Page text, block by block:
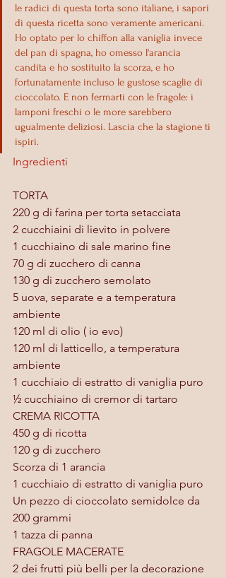
le radici di questa torta sono italiane, i sapori
di questa ricetta sono veramente americani.
Ho optato per lo chiffon alla vaniglia invece
del pan di spagna, ho omesso l'arancia
candita e ho sostituito la scorza, e ho
fortunatamente incluso le gustose scaglie di
cioccolato. E non fermarti con le fragole: i
lamponi freschi o le more sarebbero
ugualmente deliziosi. Lascia che la stagione ti
ispiri.
Ingredienti
TORTA
220 g di farina per torta setacciata
2 cucchiaini di lievito in polvere
1 cucchiaino di sale marino fine
70 g di zucchero di canna
130 g di zucchero semolato
5 uova, separate e a temperatura
ambiente
120 ml di olio ( io evo)
120 ml di latticello, a temperatura
ambiente
1 cucchiaio di estratto di vaniglia puro
½ cucchiaino di cremor di tartaro
CREMA RICOTTA
450 g di ricotta
120 g di zucchero
Scorza di 1 arancia
1 cucchiaio di estratto di vaniglia puro
Un pezzo di cioccolato semidolce da
200 grammi
1 tazza di panna
FRAGOLE MACERATE
2 dei frutti più belli per la decorazione